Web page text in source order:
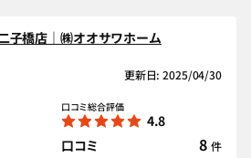
子橋店｜㈱オオサワホーム
更新日: 2025/04/30
口コミ総合評価
4.8
口コミ
8 件